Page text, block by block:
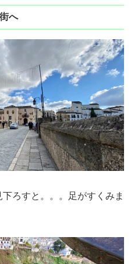
へ
ろすと。。。足がすくみま